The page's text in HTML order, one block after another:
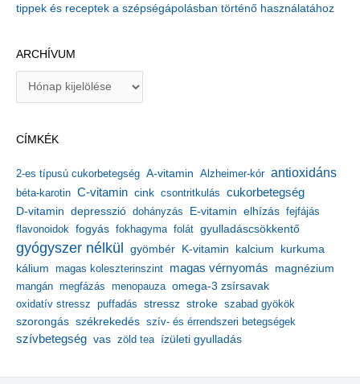
tippek és receptek a szépségápolásban történő használatához
ARCHÍVUM
í
u
m
CÍMKÉK
2-es típusú cukorbetegség A-vitamin Alzheimer-kór antioxidáns
béta-karotin C-vitamin cink csontritkulás cukorbetegség
D-vitamin depresszió dohányzás E-vitamin elhízás fejfájás
flavonoidok fogyás fokhagyma folát gyulladáscsökkentő
gyógyszer nélkül gyömbér K-vitamin kalcium kurkuma
kálium magas koleszterinszint magas vérnyomás magnézium
mangán megfázás menopauza omega-3 zsírsavak
oxidatív stressz puffadás stressz stroke szabad gyökök
szorongás székrekedés szív- és érrendszeri betegségek
szívbetegség vas zöld tea ízületi gyulladás